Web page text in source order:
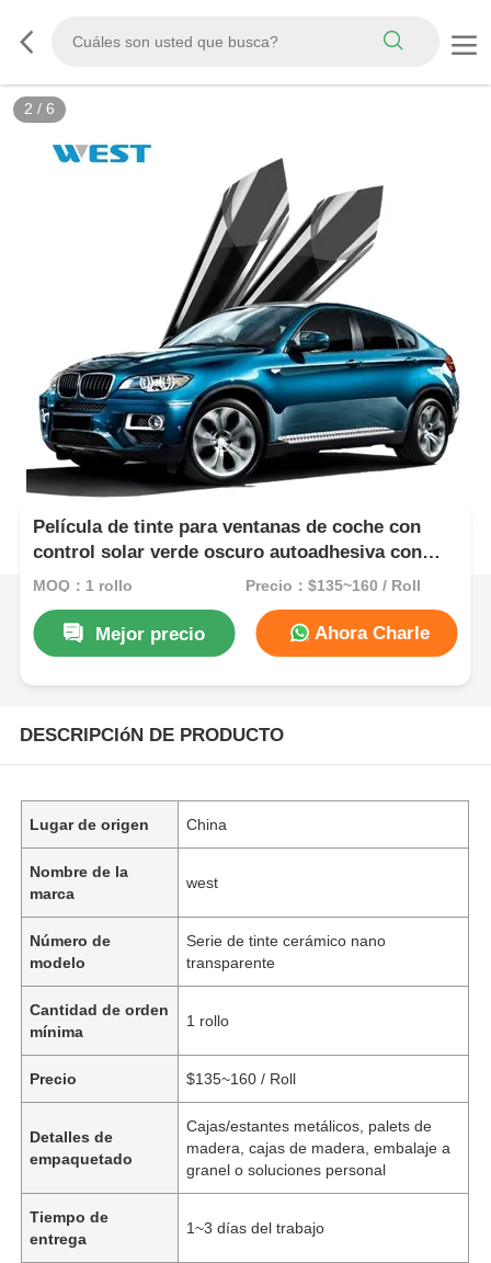
3 / 6
Película de tinte para ventanas de coche con
control solar verde oscuro autoadhesiva con
visión ultra clara
MOQ：1 rollo Precio：$135~160 / Roll
Mejor precio Ahora Charle
DESCRIPCIóN DE PRODUCTO
Lugar de origen China
Nombre de la
marca
west
Número de
modelo
Serie de tinte cerámico nano
transparente
Cantidad de orden
mínima
1 rollo
Precio $135~160 / Roll
Detalles de
empaquetado
Cajas/estantes metálicos, palets de
madera, cajas de madera, embalaje a
granel o soluciones personal
Tiempo de
entrega
1~3 días del trabajo